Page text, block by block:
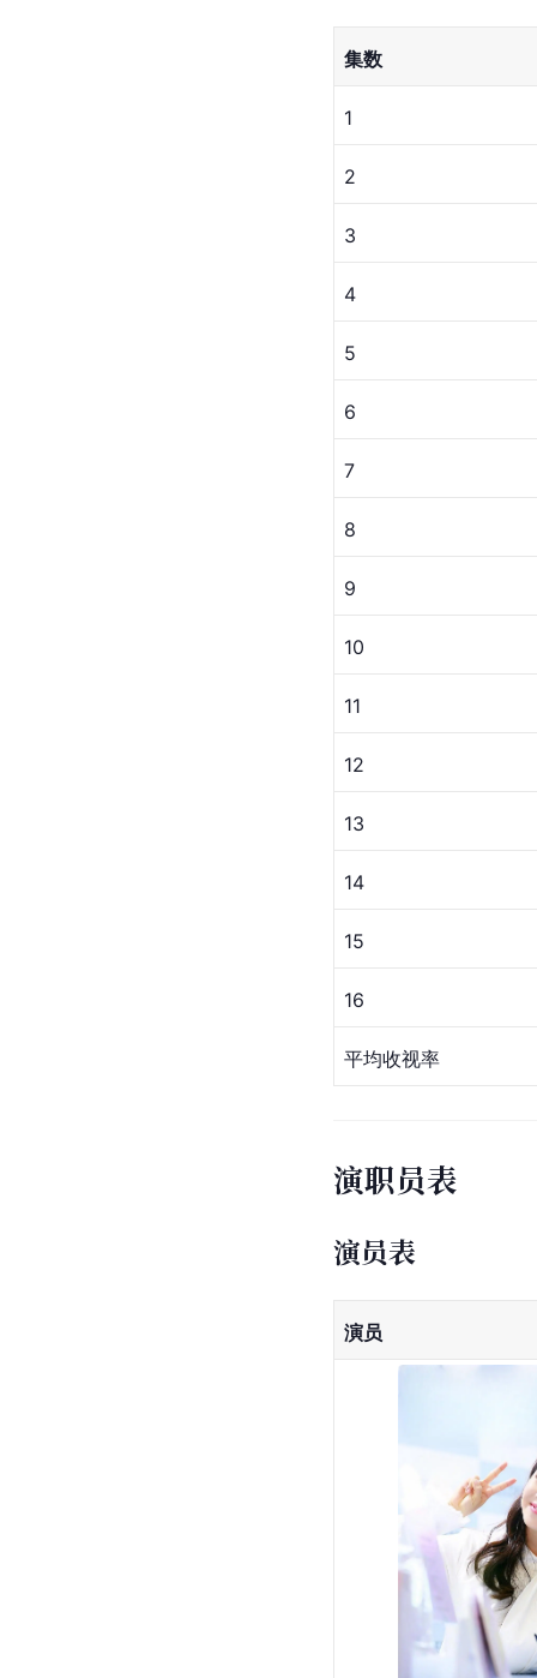
集数
1
2
3
4
5
6
7
8
9
10
11
12
13
14
15
16
平均收视率
演职员表
演员表
演员